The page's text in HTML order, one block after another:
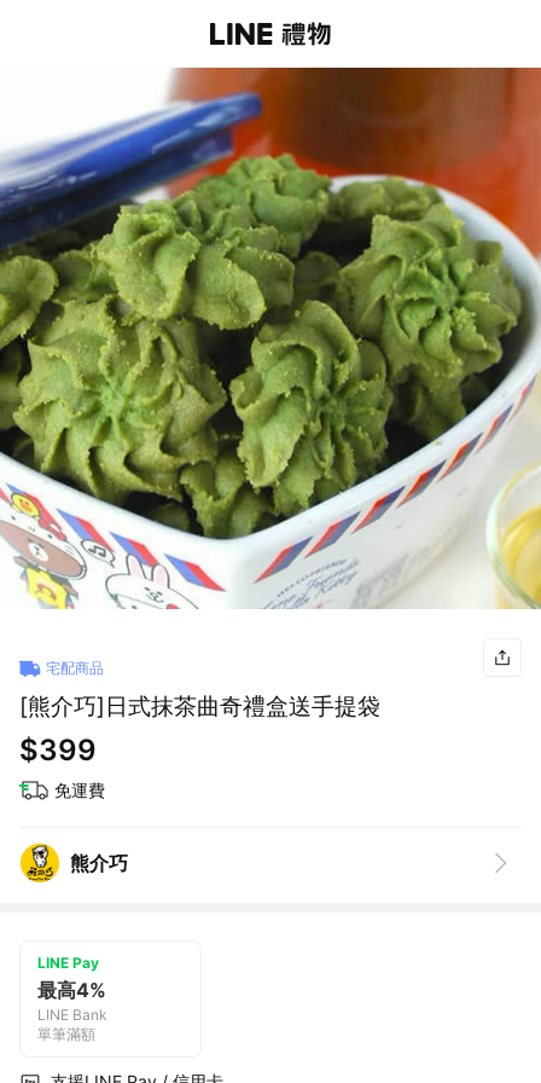
宅配商品
[熊介巧]日式抹茶曲奇禮盒送手提袋
$399
免運費
熊介巧
LINE Pay
最高4%
LINE Bank
單筆滿額